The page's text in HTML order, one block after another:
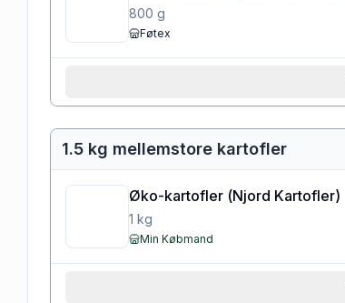
800 g
Føtex
1.5 kg mellemstore kartofler
Øko-kartofler (Njord Kartofler)
1 kg
Min Købmand